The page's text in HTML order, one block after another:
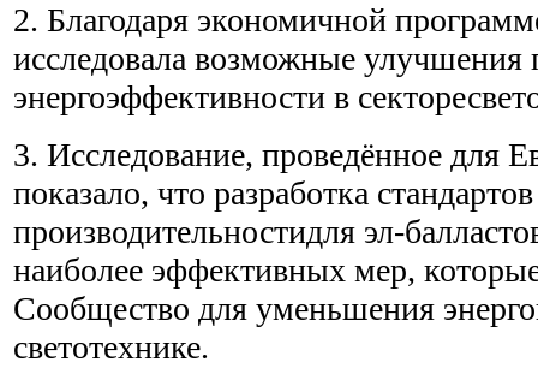
2. Благодаря экономичной
исследовала возможные улучшения
энергоэффективности в
3. Исследование, проведённое для
показало, что разработка
производительностидля эл-
наиболее эффективных мер,
Сообщество для уменьшения
светотехнике.